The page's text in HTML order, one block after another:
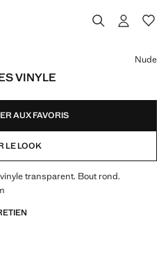
VINYLE
Nude
AUX FAVORIS
LE LOOK
transparent. Bout rond.